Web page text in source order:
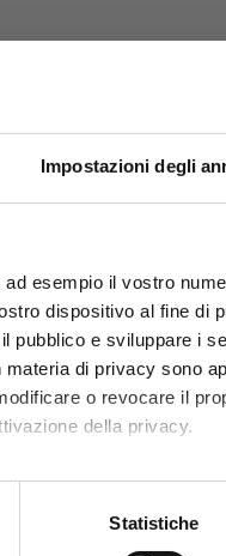
Impostazioni degli
esempio il vostro
dispositivo al fine di
pubblico e sviluppare i
di privacy sono
o revocare il
della privacy.
un'approssimazione
Statistiche
CORRELATI
articoli compatibili
2026
del momento su molti
approfittane e